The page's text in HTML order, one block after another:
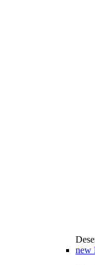
new